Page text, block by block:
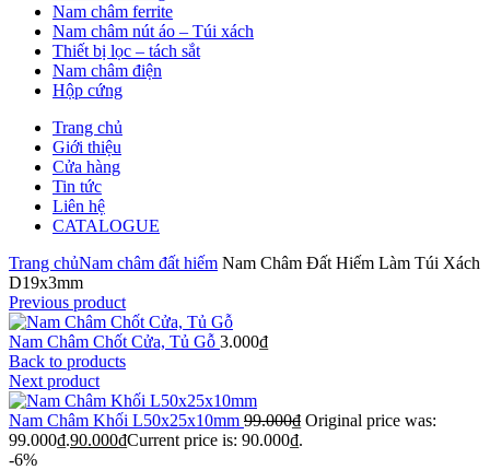
Nam châm ferrite
Nam châm nút áo – Túi xách
Thiết bị lọc – tách sắt
Nam châm điện
Hộp cứng
Trang chủ
Giới thiệu
Cửa hàng
Tin tức
Liên hệ
CATALOGUE
Trang chủNam châm đất hiếm Nam Châm Đất Hiếm Làm Túi Xách
D19x3mm
Previous product
Nam Châm Chốt Cửa, Tủ Gỗ 3.000₫
Back to products
Next product
Nam Châm Khối L50x25x10mm 99.000₫ Original price was:
99.000₫.90.000₫Current price is: 90.000₫.
-6%